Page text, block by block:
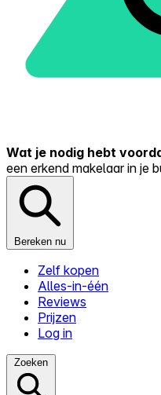
Wat je nodig hebt
een erkend makelaar in je
Bereken nu
Zelf kopen
Alles-in-één
Reviews
Prijzen
Log in
Zoeken